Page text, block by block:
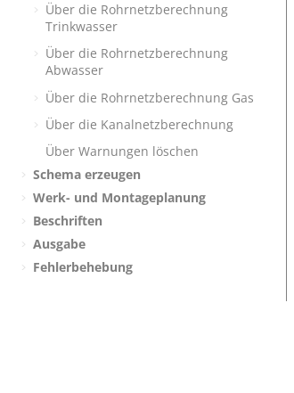
Über die Rohrnetzberechnung
Trinkwasser
Über die Rohrnetzberechnung
Abwasser
Über die Rohrnetzberechnung Gas
Über die Kanalnetzberechnung
Über Warnungen löschen
Schema erzeugen
Werk- und Montageplanung
Beschriften
Ausgabe
Fehlerbehebung